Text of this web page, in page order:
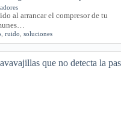
al arrancar el compresor de tu
ruido soluciones